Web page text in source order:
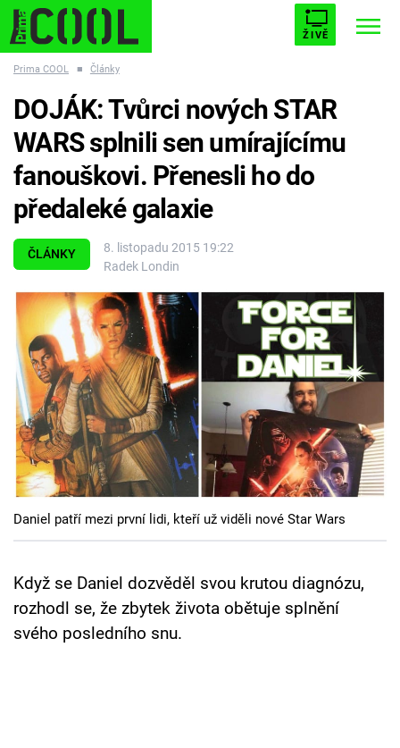
ŽIVĚ
ESCAPE PLNEJ KOTEL AVENGERS 5
Témata
Seriály
Hry
Cool Esport
Pořady
Přihlášení
Prima COOL ■ Články
ČLÁNKY
8. listopadu 2015 19:22
Radek Londin
DOJÁK: Tvůrci nových STAR
WARS splnili sen umírajícímu
fanouškovi. Přenesli ho do
předaleké galaxie
Daniel patří mezi první lidi, kteří už viděli nové Star Wars
Když se Daniel dozvěděl svou krutou diagnózu,
rozhodl se, že zbytek života obětuje splnění
svého posledního snu.